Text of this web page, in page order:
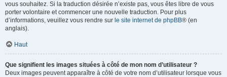
vous souhaitez. Si la traduction désirée n’existe pas, vous êtes libre de vous
porter volontaire et commencer une nouvelle traduction. Pour plus
d’informations, veuillez vous rendre sur le site internet de phpBB® (en
anglais).
Haut
Que signifient les images situées à côté de mon nom d’utilisateur ?
Deux images peuvent apparaître à côté de votre nom d’utilisateur lorsque vous